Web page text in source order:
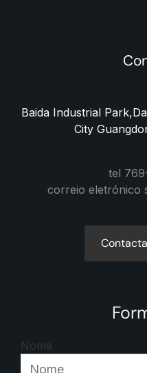
Baida Industrial
City
tel
correio eletrónico
Nome